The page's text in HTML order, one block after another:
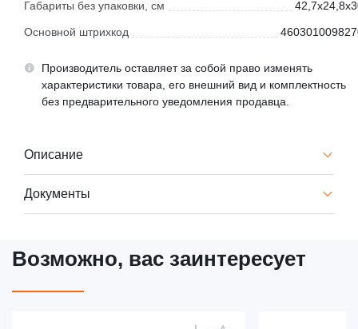
Габариты без упаковки, см
Основной штрихкод
Производитель оставляет за собой право изменять
характеристики товара, его внешний вид и комплектность
без предварительного уведомления продавца.
Описание
Документы
Возможно, вас заинтересует